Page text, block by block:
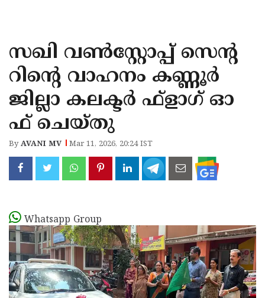
KANNUR
KASARAGOD
സഖി വൺസ്റ്റോപ്പ് സെന്റ
റിന്റെ വാഹനം കണ്ണൂർ
ജില്ലാ കലക്ടർ ഫ്ളാഗ് ഓ
ഫ് ചെയ്തു
ByAVANI MV Mar 11, 2026, 20:24 IST
Whatsapp Group